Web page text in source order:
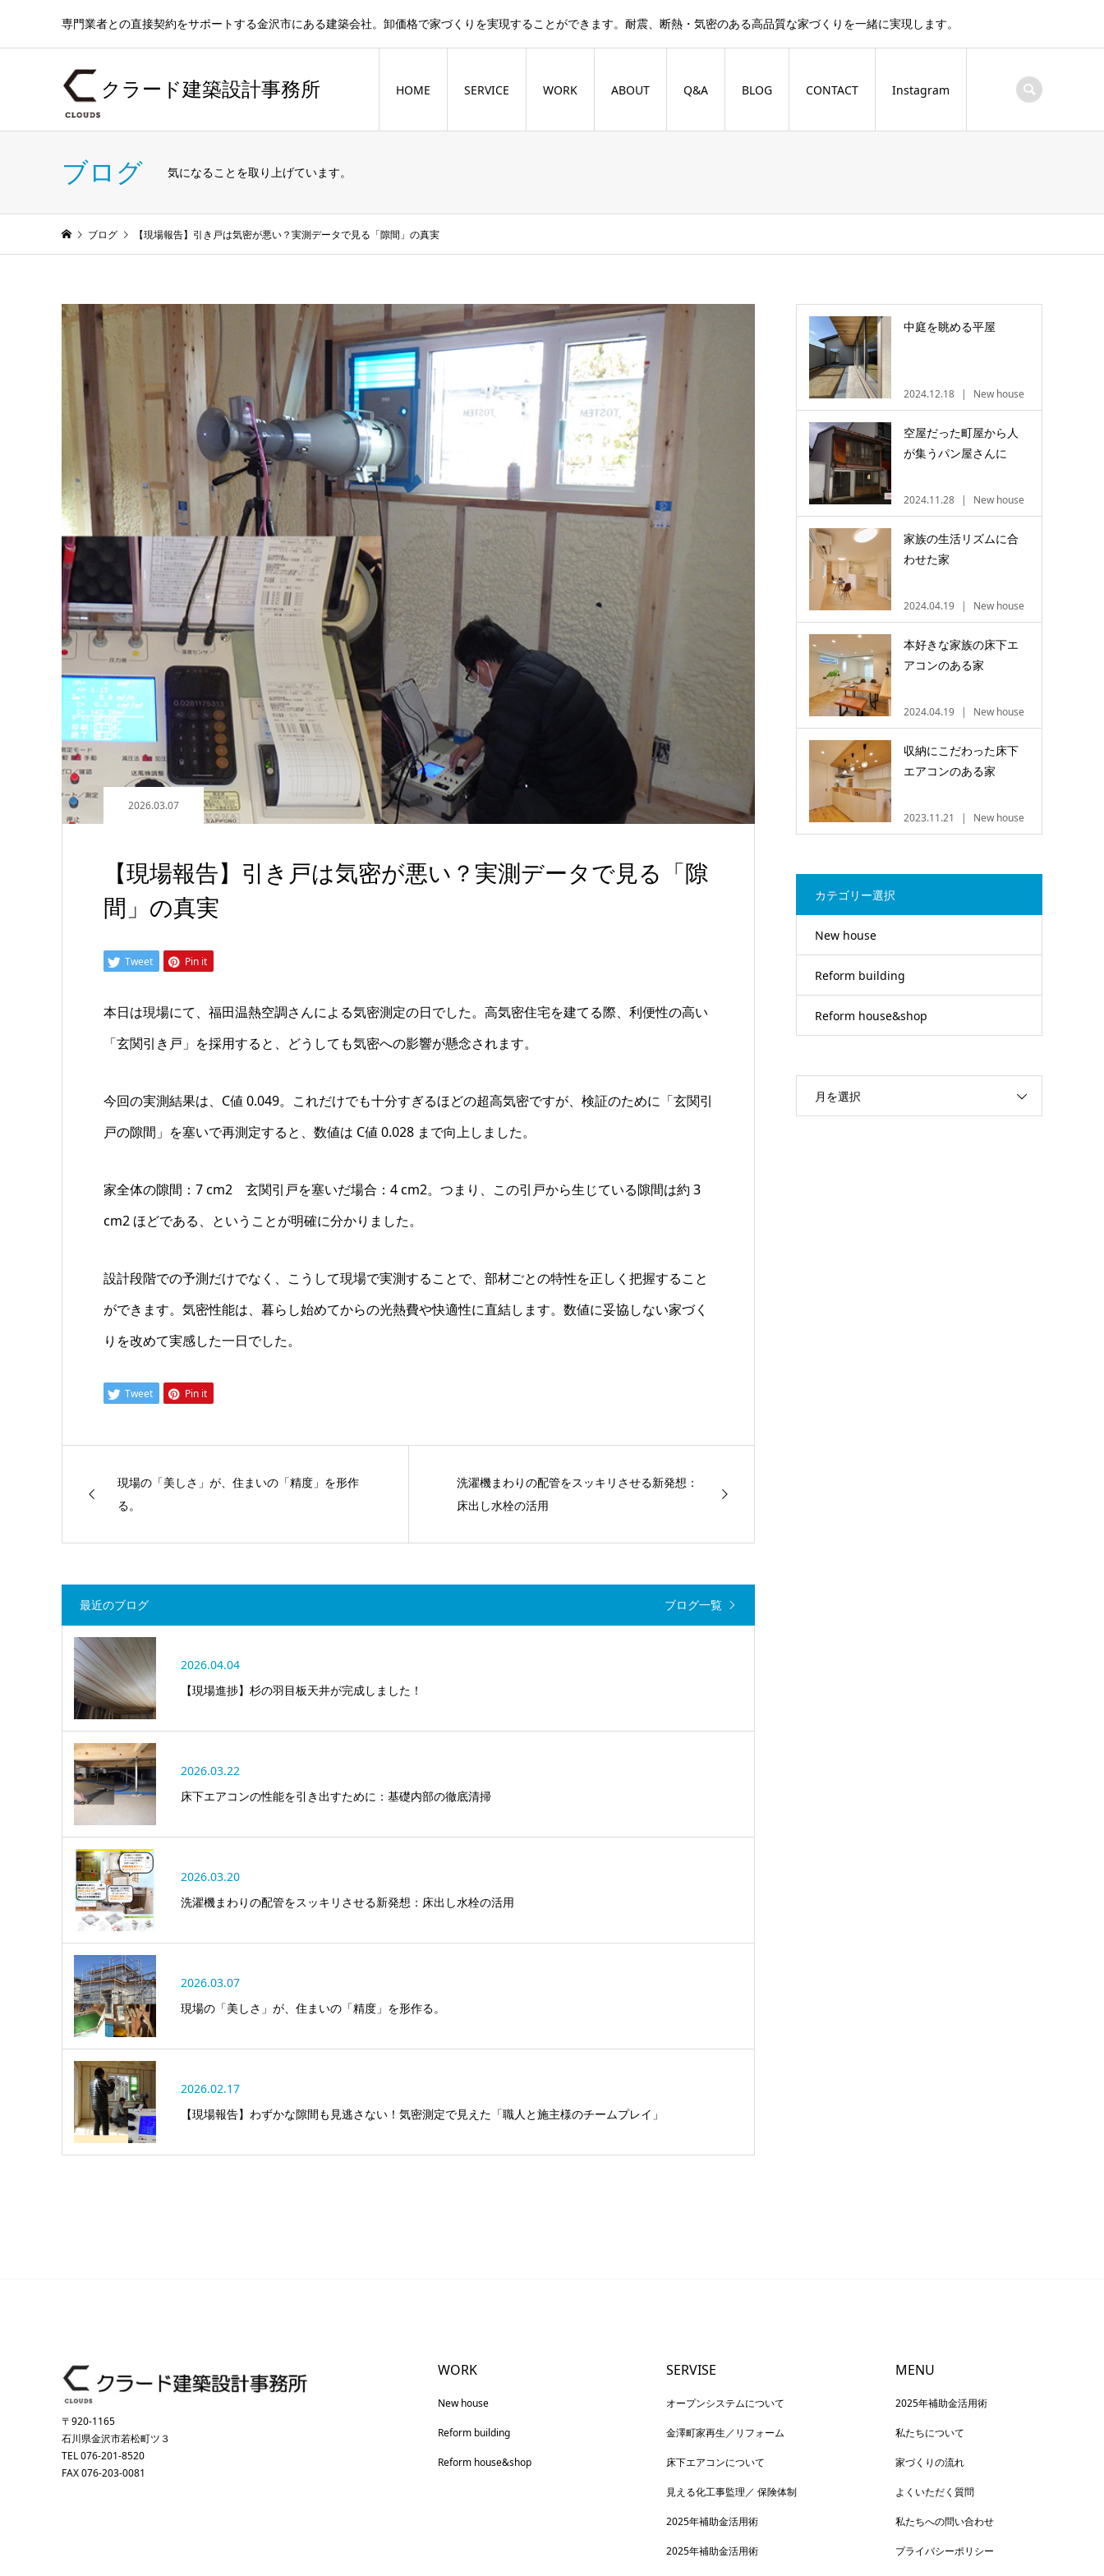
専門業者との直接契約をサポートする金沢市にある建築会社。卸価格で家づくりを実現することができます。耐震、断熱・気密のある高品質な家づくりを一緒に実現します。
クラード建築設計事務所 HOME SERVICE WORK ABOUT Q&A BLOG CONTACT Instagram
ブログ 気になることを取り上げています。
ブログ 【現場報告】引き戸は気密が悪い？実測データで見る「隙間」の真実
2026.03.07
【現場報告】引き戸は気密が悪い？実測データで見る「隙
間」の真実
Tweet Pin it
本日は現場にて、福田温熱空調さんによる気密測定の日でした。高気密住宅を建てる際、利便性の高い
「玄関引き戸」を採用すると、どうしても気密への影響が懸念されます。
今回の実測結果は、C値 0.049。これだけでも十分すぎるほどの超高気密ですが、検証のために「玄関引
戸の隙間」を塞いで再測定すると、数値は C値 0.028 まで向上しました。
家全体の隙間：7 cm2 玄関引戸を塞いだ場合：4 cm2。つまり、この引戸から生じている隙間は約 3
cm2 ほどである、ということが明確に分かりました。
設計段階での予測だけでなく、こうして現場で実測することで、部材ごとの特性を正しく把握すること
ができます。気密性能は、暮らし始めてからの光熱費や快適性に直結します。数値に妥協しない家づく
りを改めて実感した一日でした。
Tweet Pin it
現場の「美しさ」が、住まいの「精度」を形作
る。
洗濯機まわりの配管をスッキリさせる新発想：
床出し水栓の活用
最近のブログ ブログ一覧
2026.04.04
【現場進捗】杉の羽目板天井が完成しました！
2026.03.22
床下エアコンの性能を引き出すために：基礎内部の徹底清掃
2026.03.20
洗濯機まわりの配管をスッキリさせる新発想：床出し水栓の活用
2026.03.07
現場の「美しさ」が、住まいの「精度」を形作る。
2026.02.17
【現場報告】わずかな隙間も見逃さない！気密測定で見えた「職人と施主様のチームプレイ」
中庭を眺める平屋
2024.12.18 New house
空屋だった町屋から人
が集うパン屋さんに
2024.11.28 New house
家族の生活リズムに合
わせた家
2024.04.19 New house
本好きな家族の床下エ
アコンのある家
2024.04.19 New house
収納にこだわった床下
エアコンのある家
2023.11.21 New house
カテゴリー選択
New house
Reform building
Reform house&shop
月を選択
〒920-1165
石川県金沢市若松町ツ３
TEL 076-201-8520
FAX 076-203-0081
WORK
New house
Reform building
Reform house&shop
SERVISE
オープンシステムについて
金澤町家再生／リフォーム
床下エアコンについて
見える化工事監理／ 保険体制
2025年補助金活用術
2025年補助金活用術
MENU
2025年補助金活用術
私たちについて
家づくりの流れ
よくいただく質問
私たちへの問い合わせ
プライバシーポリシー